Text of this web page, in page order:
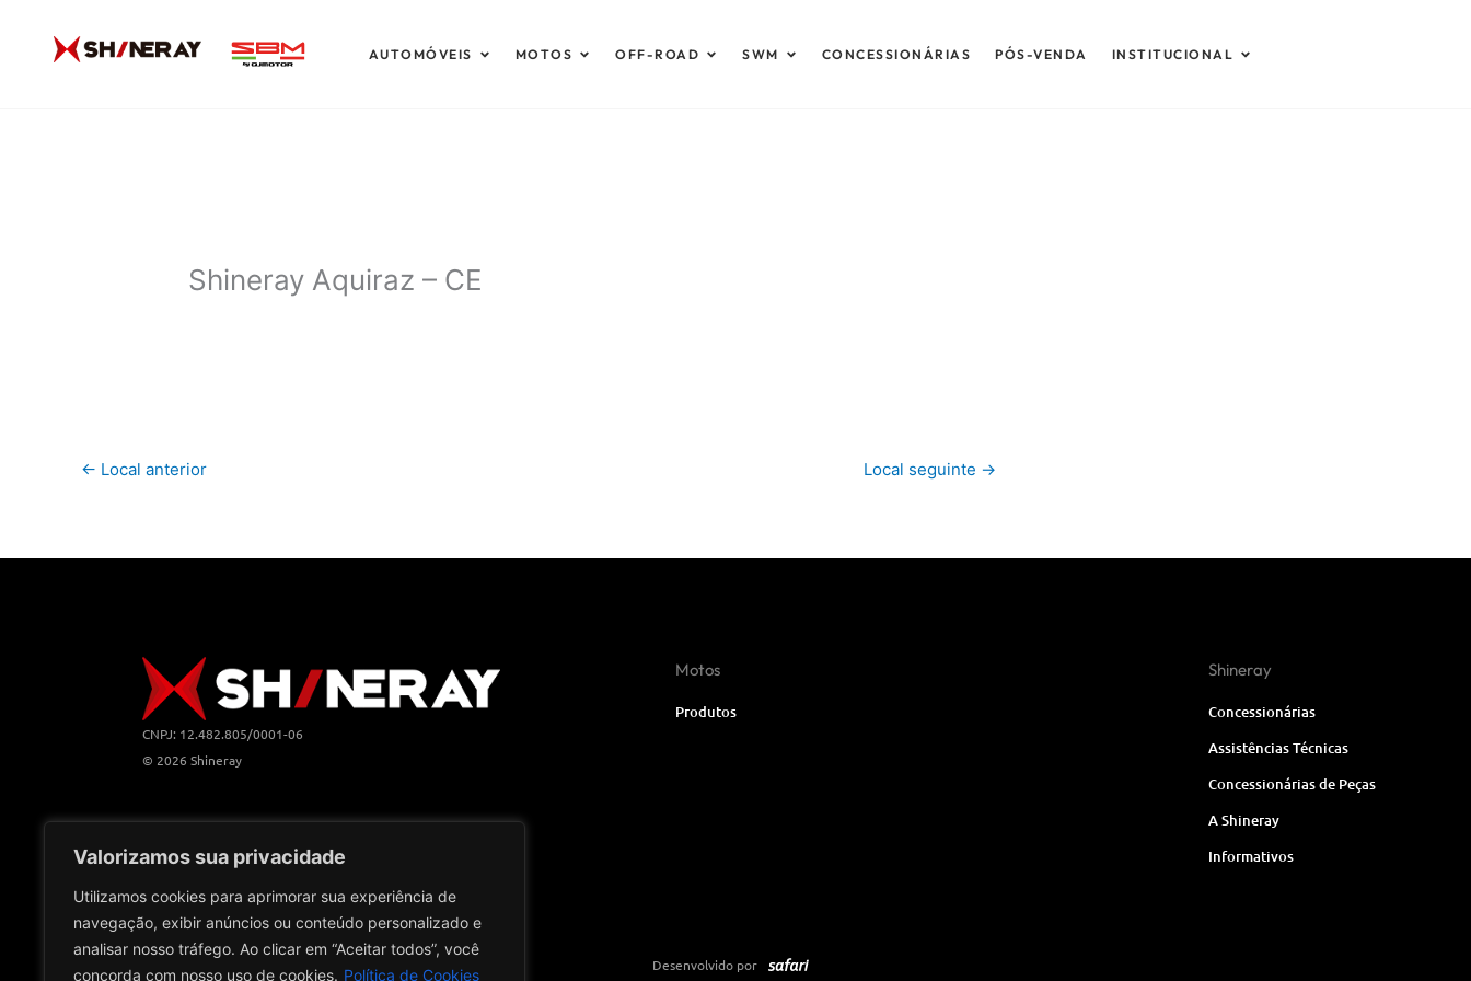
Valorizamos sua privacidade
Utilizamos cookies para aprimorar sua experiência de
navegação, exibir anúncios ou conteúdo personalizado e
analisar nosso tráfego. Ao clicar em “Aceitar todos”, você
concorda com nosso uso de cookies. Política de Cookies
AUTOMÓVEIS Abrir Automóveis
MOTOS Abrir Motos
OFF-ROAD Abrir Off-Road
SWM Abrir SWM
CONCESSIONÁRIAS PÓS-VENDA INSTITUCIONAL Abrir Institucional
Shineray Aquiraz – CE
← Local anterior Local seguinte →
CNPJ: 12.482.805/0001-06
© 2026 Shineray
Motos
Produtos
Shineray
Concessionárias
Assistências Técnicas
Concessionárias de Peças
A Shineray
Informativos
Desenvolvido por